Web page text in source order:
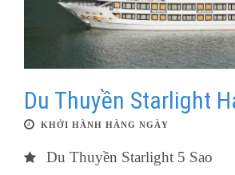
Du Thuyền Starlight
KHỞI HÀNH HÀNG NGÀY
Du Thuyền Starlight 5 Sao